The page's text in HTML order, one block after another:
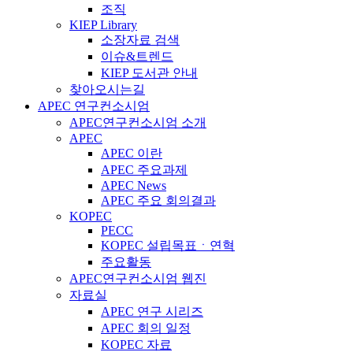
조직
KIEP Library
소장자료 검색
이슈&트렌드
KIEP 도서관 안내
찾아오시는길
APEC 연구컨소시엄
APEC연구컨소시엄 소개
APEC
APEC 이란
APEC 주요과제
APEC News
APEC 주요 회의결과
KOPEC
PECC
KOPEC 설립목표ㆍ연혁
주요활동
APEC연구컨소시엄 웹진
자료실
APEC 연구 시리즈
APEC 회의 일정
KOPEC 자료